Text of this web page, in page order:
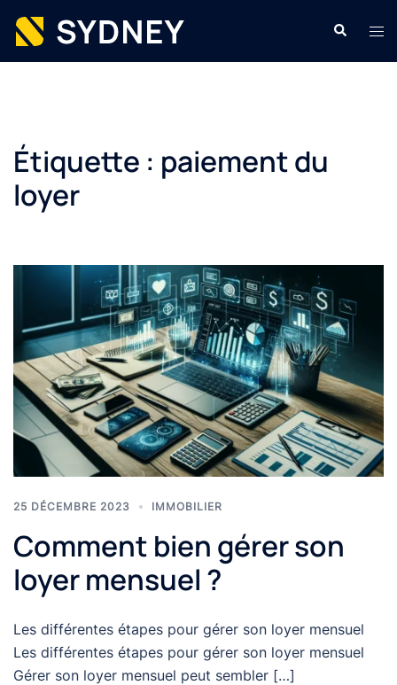
Étiquette : paiement du
loyer
25 DÉCEMBRE 2023 IMMOBILIER
Comment bien gérer son
loyer mensuel ?
Les différentes étapes pour gérer son loyer mensuel
Les différentes étapes pour gérer son loyer mensuel
Gérer son loyer mensuel peut sembler […]